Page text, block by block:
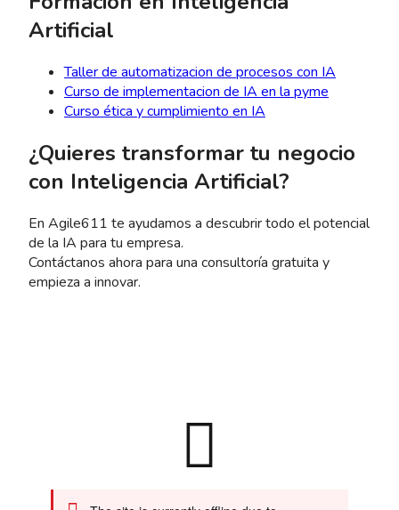
Artificial
Taller de automatizacion de procesos con IA
Curso de implementacion de IA en la pyme
Curso ética y cumplimiento en IA
¿Quieres transformar tu negocio
con Inteligencia Artificial?
En Agile611 te ayudamos a descubrir todo el potencial
de la IA para tu empresa.
Contáctanos ahora para una consultoría gratuita y
empieza a innovar.